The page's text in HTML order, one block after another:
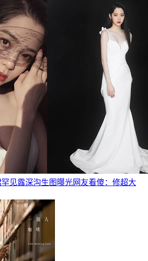
见露深沟生图曝光网友看傻：修超大